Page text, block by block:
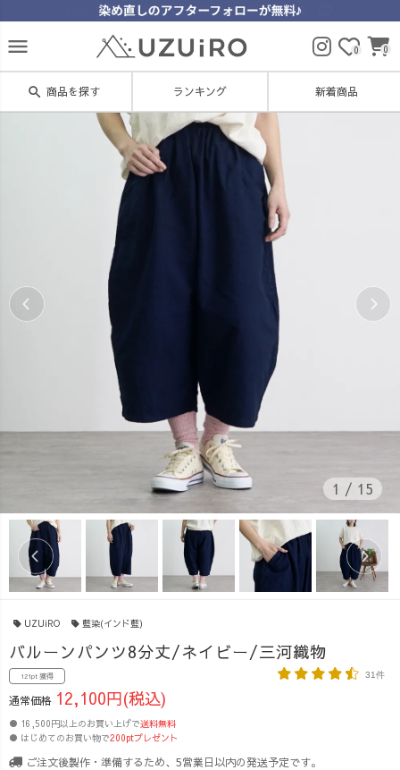
menu 0 0
search 商品を探す ランキング 新着商品
1 / 15
UZUiRO 藍染(インド藍)
バルーンパンツ8分丈/ネイビー/三河織物
121pt 獲得 31件
通常価格 12,100円(税込)
● 16,500円以上のお買い上げで送料無料
● はじめてのお買い物で200ptプレゼント
ご注文後製作・準備するため、5営業日以内の発送予定です。